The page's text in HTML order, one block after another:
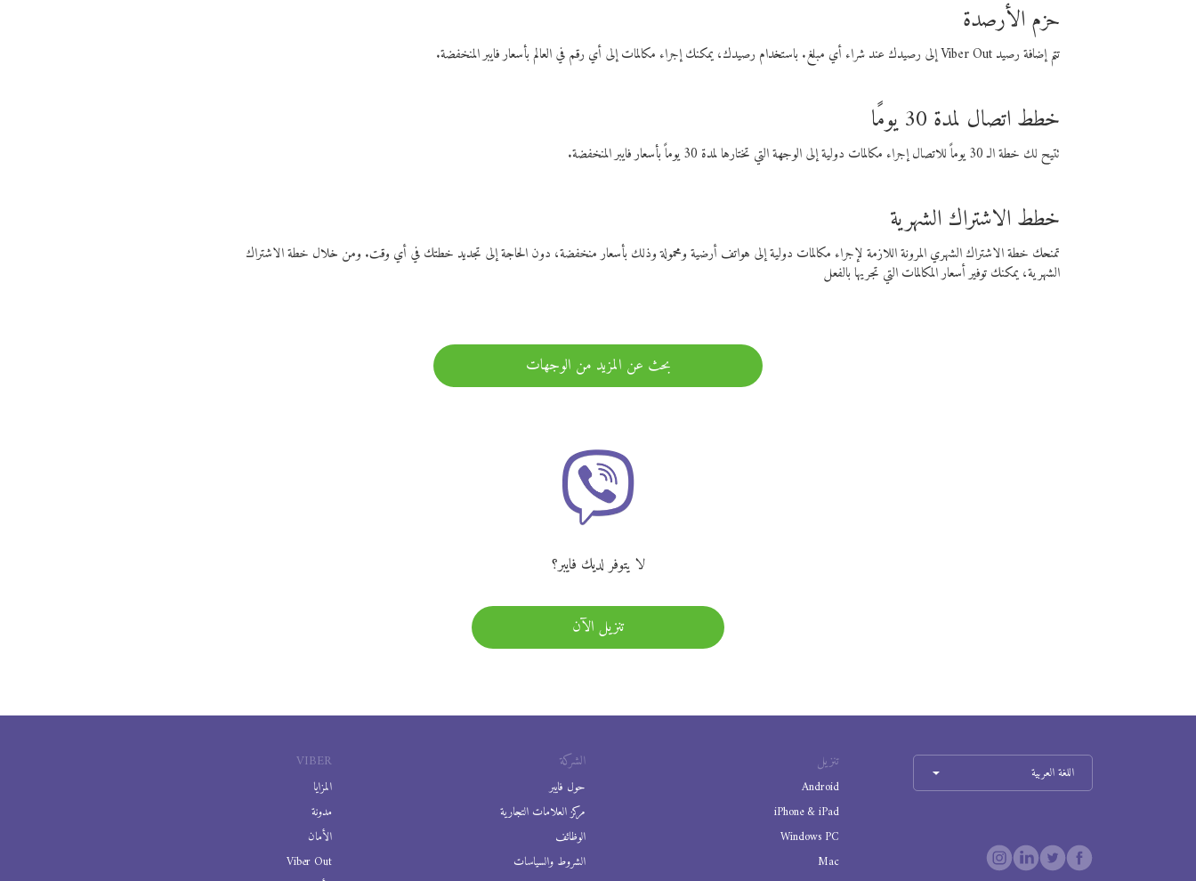
حزم الأرصدة
تتم إضافة رصيد Viber Out إلى رصيدك عند شراء أي مبلغ. باستخدام رصيدك، يمكنك إجراء مكالمات إلى أي رقم في العالم بأسعار فايبر المنخفضة.
خطط اتصال لمدة 30 يومًا
تتيح لك خطة الـ 30 يوماً للاتصال إجراء مكالمات دولية إلى الوجهة التي تختارها لمدة 30 يوماً بأسعار فايبر المنخفضة.
خطط الاشتراك الشهرية
تمنحك خطة الاشتراك الشهري المرونة اللازمة لإجراء مكالمات دولية إلى هواتف أرضية ومحمولة وذلك بأسعار منخفضة، دون الحاجة إلى تجديد خطتك في أي وقت. ومن خلال خطة الاشتراك
الشهرية، يمكنك توفير أسعار المكالمات التي تجريها بالفعل
بحث عن المزيد من الوجهات
لا يتوفر لديك فايبر؟
تنزيل الآن
VIBER
المزايا
مدونة
الأمان
Viber Out
الشركة
حول فايبر
مركز العلامات التجارية
الوظائف
الشروط والسياسات
تنزيل
Android
iPhone & iPad
Windows PC
Mac
اللغة العربية